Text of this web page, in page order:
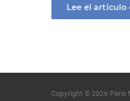
Lee el artículo
Copyright © 2026 Paris